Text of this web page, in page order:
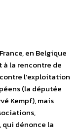
en Belgique
à la rencontre de
l’exploitation
(la députée
Kempf), mais
qui dénonce la